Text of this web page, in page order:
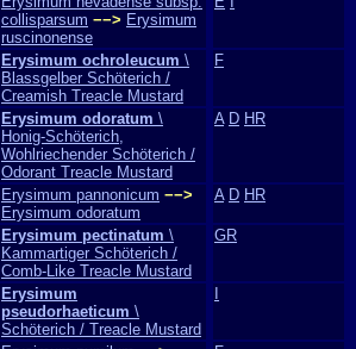
collisparsum −−> Erysimum
ruscinonense
Erysimum ochroleucum \
Blassgelber Schöterich /
Creamish Treacle Mustard
F
Erysimum odoratum \
Honig-Schöterich,
Wohlriechender Schöterich /
Odorant Treacle Mustard
A D HR
Erysimum pannonicum −−>
Erysimum odoratum
A D HR
Erysimum pectinatum \
Kammartiger Schöterich /
Comb-Like Treacle Mustard
GR
Erysimum
pseudorhaeticum \
Schöterich / Treacle Mustard